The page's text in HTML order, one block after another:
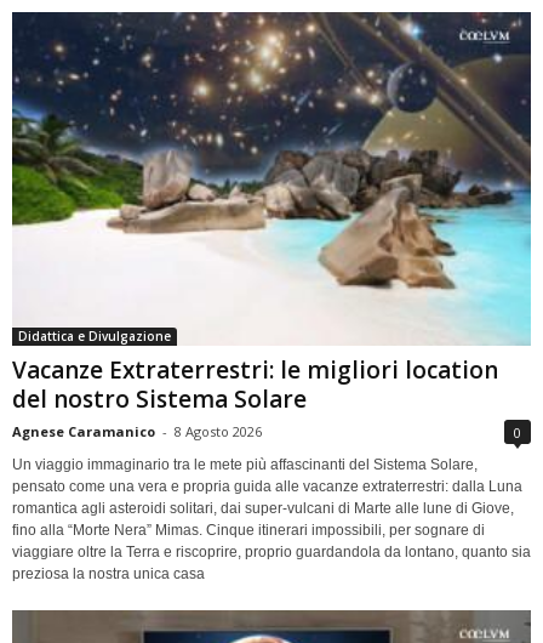
Didattica e Divulgazione
Vacanze Extraterrestri: le migliori location
del nostro Sistema Solare
Agnese Caramanico - 8 Agosto 2026 0
Un viaggio immaginario tra le mete più affascinanti del Sistema Solare,
pensato come una vera e propria guida alle vacanze extraterrestri: dalla Luna
romantica agli asteroidi solitari, dai super-vulcani di Marte alle lune di Giove,
fino alla “Morte Nera” Mimas. Cinque itinerari impossibili, per sognare di
viaggiare oltre la Terra e riscoprire, proprio guardandola da lontano, quanto sia
preziosa la nostra unica casa